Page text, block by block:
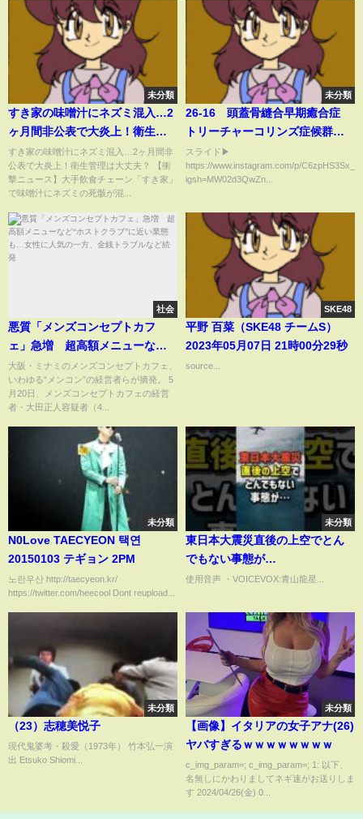
未分類
すき家の味噌汁にネズミ混入…2
ヶ月間非公表で大炎上！衛生管
理は大丈夫？
すき家の味噌汁にネズミ混入…2ヶ月間非
公表で大炎上！衛生管理は大丈夫？ 【衝
撃ニュース】大手飲食チェーン「すき家」
で味噌汁にネズミの死骸が混...
未分類
26-16 頭蓋骨縫合早期癒合症
トリーチャーコリンズ症候群
アペール症候群 ピエールロバ
ン症候群 ファンデルヘーベ症
候群 クルーゾン症候群
スライド▶︎
https://www.instagram.com/p/
igsh=MW02d3QwZn...
社会
悪質「メンズコンセプトカフ
ェ」急増 超高額メニューな
ど“ホストクラブ”に近い業態
も…女性に人気の一方、金銭ト
ラブルなど続発
大阪・ミナミのメンズコンセプトカフェ、
いわゆる“メンコン”の経営者らが摘発。 5
月20日、メンズコンセプトカフェの経営
者・大田正人容疑者（4...
SKE48
平野 百菜（SKE48 チームS）
2023年05月07日 21時00分29秒
source...
未分類
N0Love TAECYEON 택연
20150103 テギョン 2PM
노란우산 http://taecyeon.kr/
https://twitter.com/heecool Dont reupload...
未分類
東日本大震災直後の上空でとん
でもない事態が…
使用音声 ・VOICEVOX:青山龍星...
未分類
（23）志穂美悦子
現代鬼婆考・殺愛（1973年） 竹本弘一演
出 Etsuko Shiomi...
未分類
【画像】イタリアの女子アナ(26)
ヤバすぎるｗｗｗｗｗｗｗｗ
c_img_param=; c_img_param=; 1: 以下、
名無しにかわりましてネギ速がお送りしま
す 2024/04/26(金) 0...